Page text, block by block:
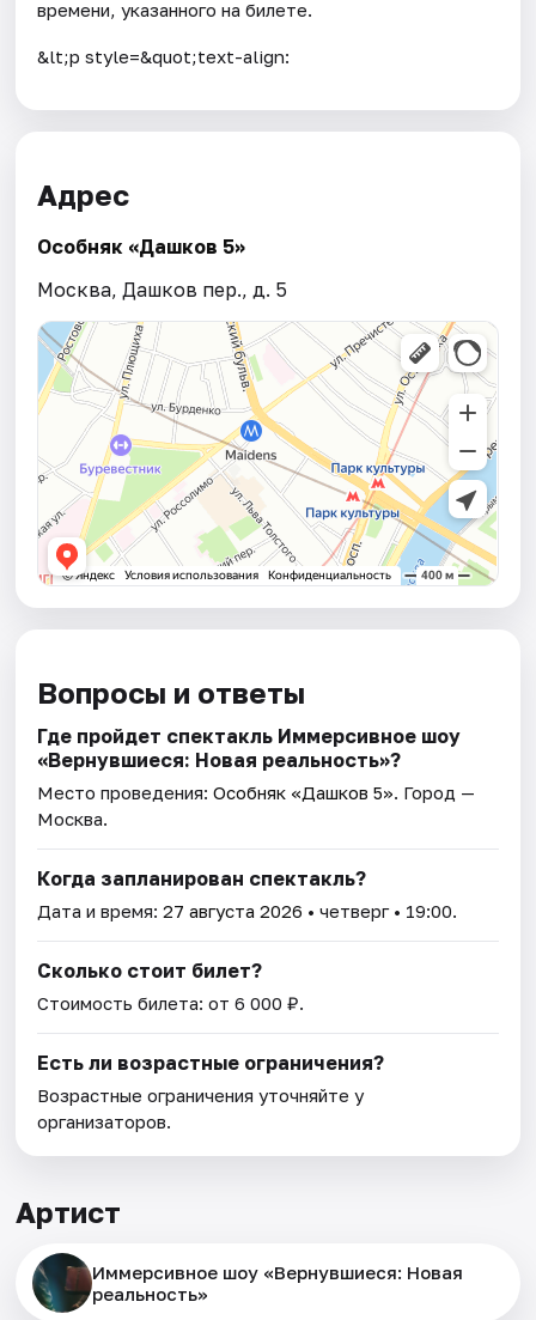
времени, указанного на билете.
&lt;p style=&quot;text-align:
Адрес
Особняк «Дашков 5»
Москва, Дашков пер., д. 5
Вопросы и ответы
Где пройдет спектакль Иммерсивное шоу
«Вернувшиеся: Новая реальность»?
Место проведения:Особняк «Дашков 5». Город —
Москва.
Когда запланирован спектакль?
Дата и время:27 августа 2026 • четверг • 19:00.
Сколько стоит билет?
Стоимость билета: от 6 000 ₽.
Есть ли возрастные ограничения?
Возрастные ограничения уточняйте у
организаторов.
Артист
Иммерсивное шоу «Вернувшиеся: Новая
реальность»